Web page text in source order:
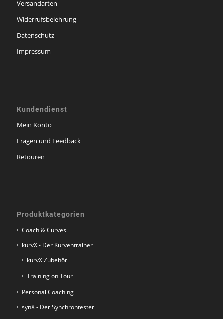
Versandarten
Widerrufsbelehrung
Datenschutz
Impressum
Kundendienst
Mein Konto
Fragen und Feedback
Retouren
Produktkategorien
Coach & Curves
kurvX - Der Kurventrainer
kurvX Zubehör
Training on Tour
Personal Coaching
synX - Der Synchrontester